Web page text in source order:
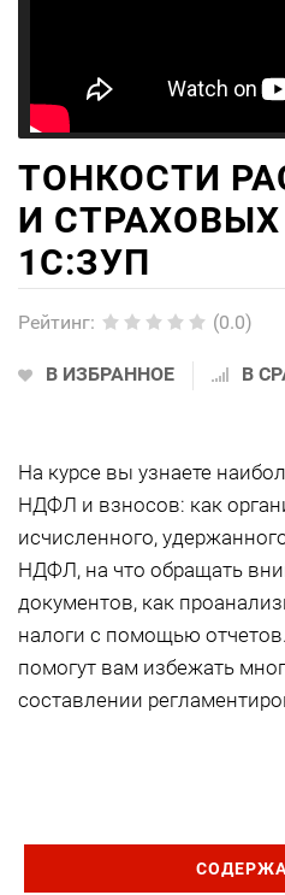
ТОНКОСТИ
И
1С:ЗУП
Рейтинг: (0.0)
В ИЗБРАННОЕ В
На курсе вы узнаете
НДФЛ и взносов: как
исчисленного,
НДФЛ, на что обращать
документов, как
налоги с помощью
помогут вам избежать
составлении